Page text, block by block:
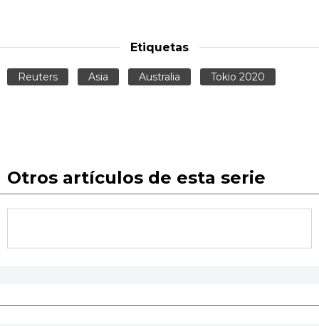
Etiquetas
Reuters Asia Australia Tokio 2020
Otros artículos de esta serie